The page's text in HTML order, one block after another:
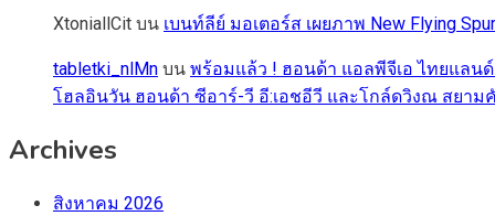
XtoniallCit บน เบนท์ลีย์ มอเตอร์ส เผยภาพ New Flying
tabletki_nlMn บน พร้อมแล้ว ! ฮอนด้า แอลพีจีเอ ไทยแลนด์
โฮลอินวัน ฮอนด้า ซีอาร์-วี อี:เอชอีวี และโกล์ดวิงณ สยา
Archives
สิงหาคม 2026